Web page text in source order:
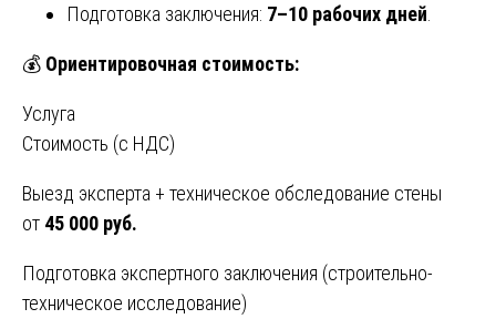
Подготовка заключения: 7–10 рабочих дней
💰 Ориентировочная стоимость:
Услуга
Стоимость (с НДС)
Выезд эксперта + техническое обследование стены
от 45 000 руб.
Подготовка экспертного заключения (строительно-
техническое исследование)